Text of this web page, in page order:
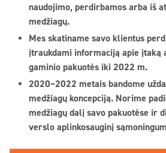
naudojimo, perdirbamos arba iš
medžiagų.
Mes skatiname savo klientus
įtraukdami informaciją apie įtaką
gaminio pakuotės iki 2022 m.
2020–2022 metais bandome
medžiagų koncepciją. Norime
medžiagų dalį savo pakuotėse ir
verslo aplinkosauginį